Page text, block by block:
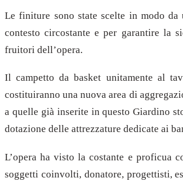
Le finiture sono state scelte in modo
contesto circostante e per garantire la
fruitori dell’opera.
Il campetto da basket unitamente al
costituiranno una nuova area di
a quelle già inserite in questo Giardino
dotazione delle attrezzature dedicate ai
L’opera ha visto la costante e proficua
soggetti coinvolti, donatore, progettisti,